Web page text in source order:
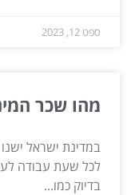
ספט 12, 2023
מהו שכר
במדינת ישראל
לכל שעת עבודה
בדיוק כמו...